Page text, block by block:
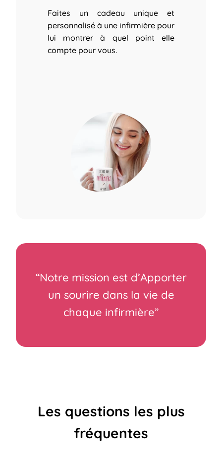
Faites un cadeau unique et
personnalisé à une infirmière pour
lui montrer à quel point elle
compte pour vous.
“Notre mission est d’Apporter
un sourire dans la vie de
chaque infirmière”
Les questions les plus
fréquentes